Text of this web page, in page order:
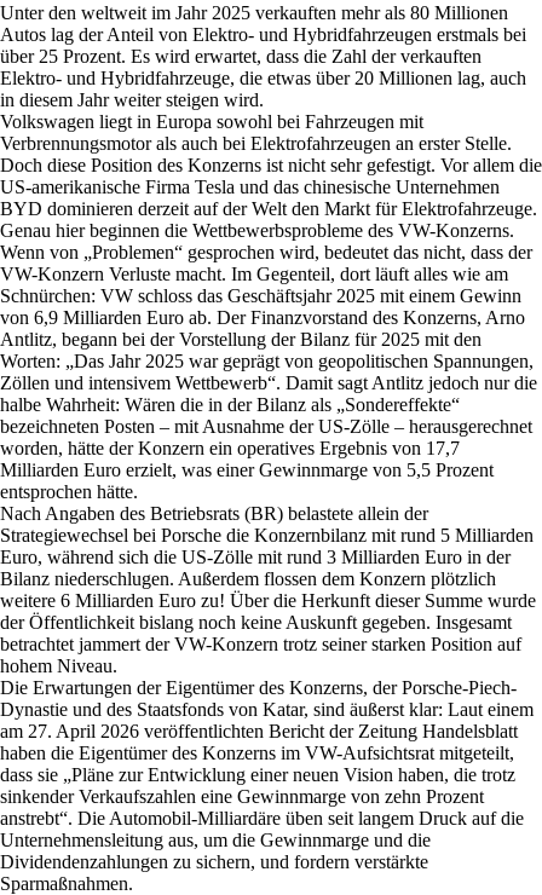
Unter den weltweit im Jahr 2025 verkauften mehr als 80 Millionen
Autos lag der Anteil von Elektro- und Hybridfahrzeugen erstmals bei
über 25 Prozent. Es wird erwartet, dass die Zahl der verkauften
Elektro- und Hybridfahrzeuge, die etwas über 20 Millionen lag, auch
in diesem Jahr weiter steigen wird.
Volkswagen liegt in Europa sowohl bei Fahrzeugen mit
Verbrennungsmotor als auch bei Elektrofahrzeugen an erster Stelle.
Doch diese Position des Konzerns ist nicht sehr gefestigt. Vor allem die
US-amerikanische Firma Tesla und das chinesische Unternehmen
BYD dominieren derzeit auf der Welt den Markt für Elektrofahrzeuge.
Genau hier beginnen die Wettbewerbsprobleme des VW-Konzerns.
Wenn von „Problemen“ gesprochen wird, bedeutet das nicht, dass der
VW-Konzern Verluste macht. Im Gegenteil, dort läuft alles wie am
Schnürchen: VW schloss das Geschäftsjahr 2025 mit einem Gewinn
von 6,9 Milliarden Euro ab. Der Finanzvorstand des Konzerns, Arno
Antlitz, begann bei der Vorstellung der Bilanz für 2025 mit den
Worten: „Das Jahr 2025 war geprägt von geopolitischen Spannungen,
Zöllen und intensivem Wettbewerb“. Damit sagt Antlitz jedoch nur die
halbe Wahrheit: Wären die in der Bilanz als „Sondereffekte“
bezeichneten Posten – mit Ausnahme der US-Zölle – herausgerechnet
worden, hätte der Konzern ein operatives Ergebnis von 17,7
Milliarden Euro erzielt, was einer Gewinnmarge von 5,5 Prozent
entsprochen hätte.
Nach Angaben des Betriebsrats (BR) belastete allein der
Strategiewechsel bei Porsche die Konzernbilanz mit rund 5 Milliarden
Euro, während sich die US-Zölle mit rund 3 Milliarden Euro in der
Bilanz niederschlugen. Außerdem flossen dem Konzern plötzlich
weitere 6 Milliarden Euro zu! Über die Herkunft dieser Summe wurde
der Öffentlichkeit bislang noch keine Auskunft gegeben. Insgesamt
betrachtet jammert der VW-Konzern trotz seiner starken Position auf
hohem Niveau.
Die Erwartungen der Eigentümer des Konzerns, der Porsche-Piech-
Dynastie und des Staatsfonds von Katar, sind äußerst klar: Laut einem
am 27. April 2026 veröffentlichten Bericht der Zeitung Handelsblatt
haben die Eigentümer des Konzerns im VW-Aufsichtsrat mitgeteilt,
dass sie „Pläne zur Entwicklung einer neuen Vision haben, die trotz
sinkender Verkaufszahlen eine Gewinnmarge von zehn Prozent
anstrebt“. Die Automobil-Milliardäre üben seit langem Druck auf die
Unternehmensleitung aus, um die Gewinnmarge und die
Dividendenzahlungen zu sichern, und fordern verstärkte
Sparmaßnahmen.